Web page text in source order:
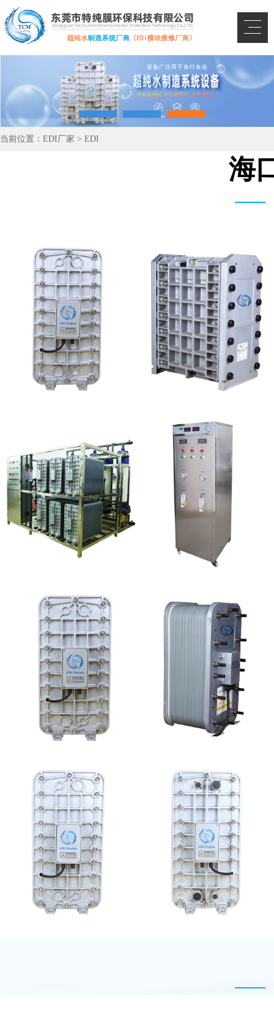
当前位置： EDI厂家 > EDI
海
MK-TC100 EDI超纯水
处理设备
GE EDI模块维修
EDI设备维修
全封闭EDI超纯水处理设
备
MK-TC50 EDI模块
PureTec （浦睿）EDI模
块维修